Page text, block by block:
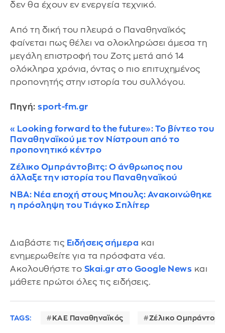
δεν θα έχουν εν ενεργεία τεχνικό.
Από τη δική του πλευρά ο Παναθηναϊκός
φαίνεται πως θέλει να ολοκληρώσει άμεσα τη
μεγάλη επιστροφή του Ζοτς μετά από 14
ολόκληρα χρόνια, όντας ο πιο επιτυχημένος
προπονητής στην ιστορία του συλλόγου.
Πηγή: sport-fm.gr
«Looking forward to the future»: Το βίντεο του
Παναθηναϊκού με τον Νίστρουπ από το
προπονητικό κέντρο
Ζέλικο Ομπράντοβιτς: Ο άνθρωπος που
άλλαξε την ιστορία του Παναθηναϊκού
NBA: Νέα εποχή στους Μπουλς: Ανακοινώθηκε
η πρόσληψη του Τιάγκο Σπλίτερ
Διαβάστε τις Ειδήσεις σήμερα και
ενημερωθείτε για τα πρόσφατα νέα.
Ακολουθήστε το Skai.gr στο Google News και
μάθετε πρώτοι όλες τις ειδήσεις.
TAGS: ΚΑΕ Παναθηναϊκός Ζέλικο